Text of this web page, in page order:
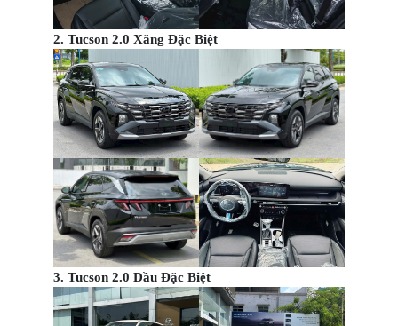
2. Tucson 2.0 Xăng Đặc Biệt
3. Tucson 2.0 Dầu Đặc Biệt